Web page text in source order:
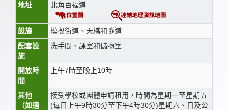
地址 北角百福道
設施
模擬街道、天橋和隧道
配套設
施
洗手間、課室和儲物室
開放時
間
上午7時至晚上10時
其他
（如適
接受學校或團體申請租用，時間為星期一至星期五
(每日上午9時30分至下午4時30分)星期六、日及公